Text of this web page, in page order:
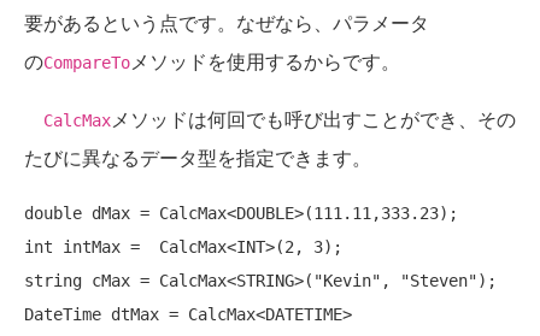
要があるという点です。なぜなら、パラメータ
のCompareToメソッドを使用するからです。
CalcMaxメソッドは何回でも呼び出すことができ、その
たびに異なるデータ型を指定できます。
double
int
string cMax = CalcMax<STRING>("Kevin", "Steven");
DateTime dtMax = CalcMax<DATETIME>